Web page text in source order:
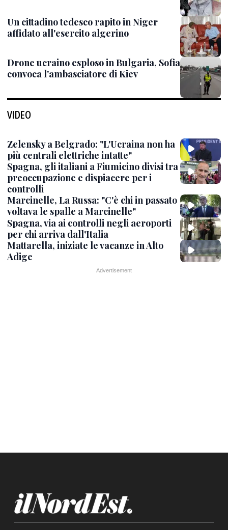
Un cittadino tedesco rapito in Niger
affidato all'esercito algerino
Drone ucraino esploso in Bulgaria, Sofia
convoca l'ambasciatore di Kiev
VIDEO
Zelensky a Belgrado: "L'Ucraina non ha
più centrali elettriche intatte"
Spagna, gli italiani a Fiumicino divisi tra
preoccupazione e dispiacere per i
controlli
Marcinelle, La Russa: "C'è chi in passato
voltava le spalle a Marcinelle"
Spagna, via ai controlli negli aeroporti
per chi arriva dall'Italia
Mattarella, iniziate le vacanze in Alto
Adige